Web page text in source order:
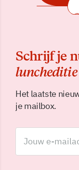
Schrijf je
luncheditie
Het laatste
je mailbox.